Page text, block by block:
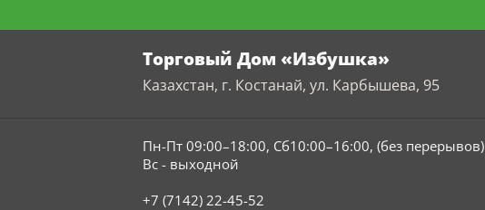
Торговый Дом «Избушка»
Казахстан, г. Костанай, ул. Карбышева, 95
Пн-Пт 09:00–18:00, Сб10:00–16:00, (без перерывов)
Вс - выходной
+7 (7142) 22-45-52